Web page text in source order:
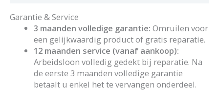
Garantie & Service
3 maanden volledige garantie: Omruilen voor
een gelijkwaardig product of gratis reparatie.
12 maanden service (vanaf aankoop):
Arbeidsloon volledig gedekt bij reparatie. Na
de eerste 3 maanden volledige garantie
betaalt u enkel het te vervangen onderdeel.